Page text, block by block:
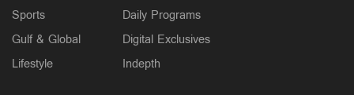
Sports
Gulf & Global
Lifestyle
Daily Programs
Digital Exclusives
Indepth